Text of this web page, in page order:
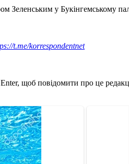
Зеленським у Букінгемському
t.me/korrespondentnet
щоб повідомити про це